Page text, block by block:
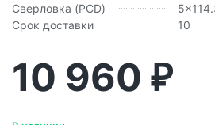
Сверловка (PCD)
Срок доставки
10
10 960 ₽